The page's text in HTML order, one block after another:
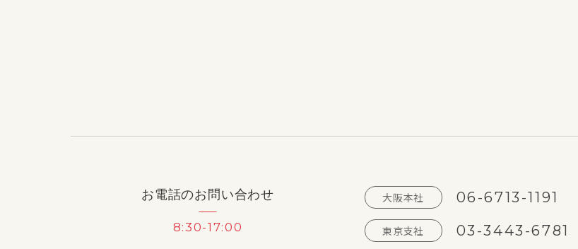
お電話のお問い合わせ
8:30-17:00
大阪本社 06-6713-1191
東京支社 03-3443-6781